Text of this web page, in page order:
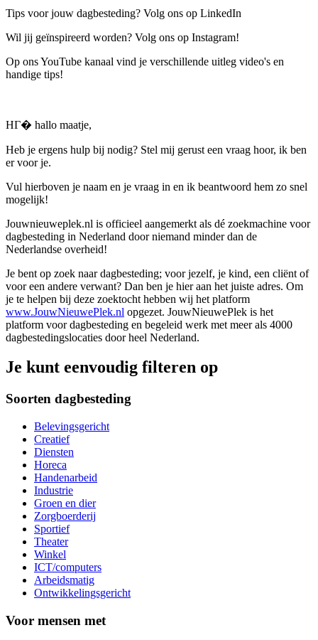
Tips voor jouw dagbesteding? Volg ons op LinkedIn
Wil jij geïnspireerd worden? Volg ons op Instagram!
Op ons YouTube kanaal vind je verschillende uitleg video's en
handige tips!
HГ� hallo maatje,
Heb je ergens hulp bij nodig? Stel mij gerust een vraag hoor, ik ben
er voor je.
Vul hierboven je naam en je vraag in en ik beantwoord hem zo snel
mogelijk!
Jouwnieuweplek.nl is officieel aangemerkt als dé zoekmachine voor
dagbesteding in Nederland door niemand minder dan de
Nederlandse overheid!
Je bent op zoek naar dagbesteding; voor jezelf, je kind, een cliënt of
voor een andere verwant? Dan ben je hier aan het juiste adres. Om
je te helpen bij deze zoektocht hebben wij het platform
www.JouwNieuwePlek.nl opgezet. JouwNieuwePlek is het
platform voor dagbesteding en begeleid werk met meer als 4000
dagbestedingslocaties door heel Nederland.
Je kunt eenvoudig filteren op
Soorten dagbesteding
Belevingsgericht
Creatief
Diensten
Horeca
Handenarbeid
Industrie
Groen en dier
Zorgboerderij
Sportief
Theater
Winkel
ICT/computers
Arbeidsmatig
Ontwikkelingsgericht
Voor mensen met